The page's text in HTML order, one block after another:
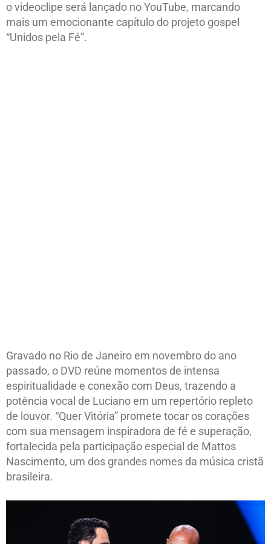
o videoclipe será lançado no YouTube, marcando
mais um emocionante capítulo do projeto gospel
“Unidos pela Fé”.
Gravado no Rio de Janeiro em novembro do ano
passado, o DVD reúne momentos de intensa
espiritualidade e conexão com Deus, trazendo a
potência vocal de Luciano em um repertório repleto
de louvor. “Quer Vitória” promete tocar os corações
com sua mensagem inspiradora de fé e superação,
fortalecida pela participação especial de Mattos
Nascimento, um dos grandes nomes da música cristã
brasileira.